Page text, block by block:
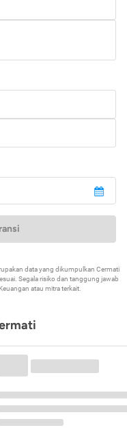
data yang dikumpulkan Cermati
Segala risiko dan tanggung jawab
atau mitra terkait.